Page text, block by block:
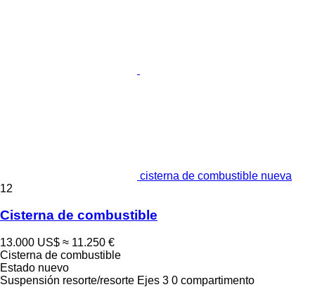
cisterna de combustible nueva
12
Cisterna de combustible
13.000 US$ ≈ 11.250 €
Cisterna de combustible
Estado nuevo
Suspensión resorte/resorte Ejes 3 0 compartimento